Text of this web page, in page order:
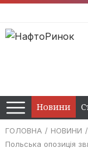
Новини
ГОЛОВНА
НОВИНИ
Польська опозиція